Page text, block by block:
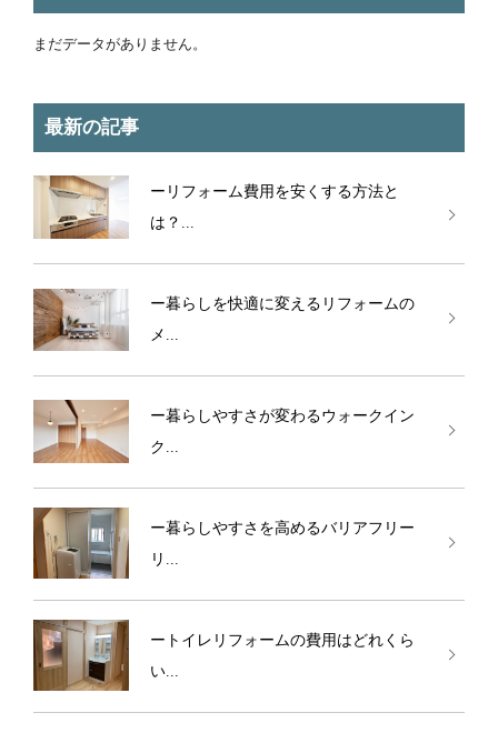
まだデータがありません。
最新の記事
ーリフォーム費用を安くする方法と
は？...
ー暮らしを快適に変えるリフォームの
メ...
ー暮らしやすさが変わるウォークイン
ク...
ー暮らしやすさを高めるバリアフリー
リ...
ートイレリフォームの費用はどれくら
い...